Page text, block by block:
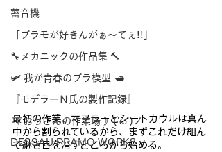
蓄音機
「プラモが好きんがぁ～てぇ!!」
🔧メカニックの作品集 🔨
🛩 我が青春のプラ模型 🛥
『モデラーＮ氏の製作記録』
《 おっさんの作業場 》('ω')ノ
DESSAU PRAMO WORKS
最初の作業、マフラーとシートカウルは真ん
中から割られているか ら、まずこれだけ組ん
で継ぎ目を消すところから始める。